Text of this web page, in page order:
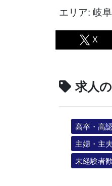
エリア: 岐
X
求人
高卒・高
主婦・主
未経験者